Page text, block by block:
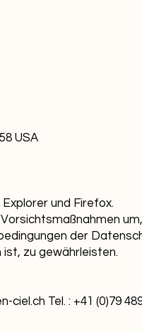
USA
und Firefox.
der
ist, zu gewährleisten.
ciel.ch Tel. : +41 (0)79